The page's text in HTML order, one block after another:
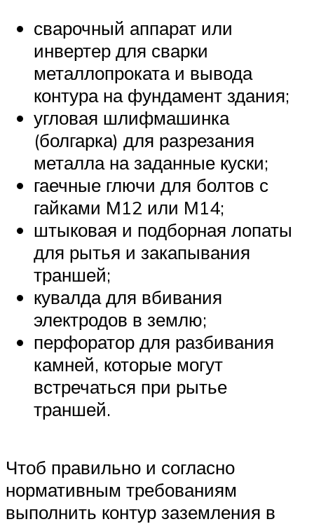
сварочный аппарат или
инвертер для сварки
металлопроката и вывода
контура на фундамент здания;
угловая шлифмашинка
(болгарка) для разрезания
металла на заданные куски;
гаечные глючи для болтов с
гайками М12 или М14;
штыковая и подборная лопаты
для рытья и закапывания
траншей;
кувалда для вбивания
электродов в землю;
перфоратор для разбивания
камней, которые могут
встречаться при рытье
траншей.
Чтоб правильно и согласно
нормативным требованиям
выполнить контур заземления в